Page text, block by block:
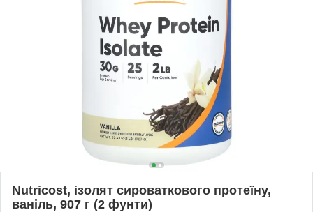
Nutricost, ізолят сироваткового протеїну,
ваніль, 907 г (2 фунти)